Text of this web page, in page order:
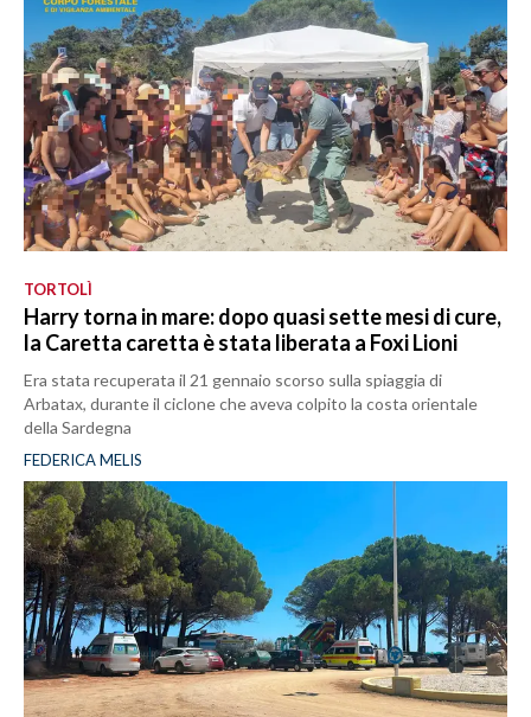
TORTOLÌ
Harry torna in mare: dopo quasi sette mesi di cure,
la Caretta caretta è stata liberata a Foxi Lioni
Era stata recuperata il 21 gennaio scorso sulla spiaggia di
Arbatax, durante il ciclone che aveva colpito la costa orientale
della Sardegna
FEDERICA MELIS